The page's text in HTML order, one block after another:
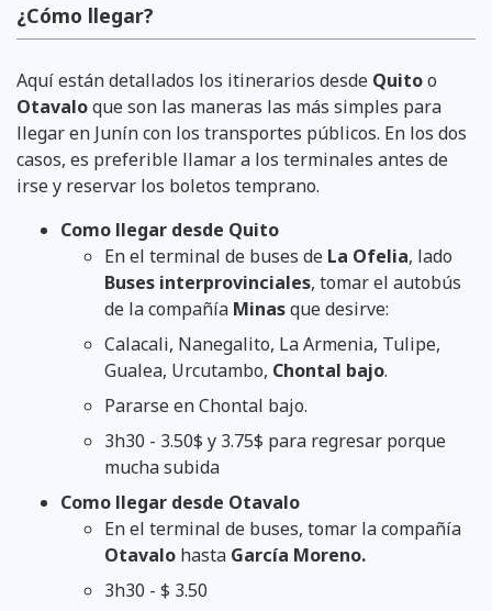
¿Cómo llegar?
Aquí están detallados los itinerarios desde Quitoo
Otavaloque son las maneras las más simples para
llegar en Junín con los transportes públicos. En los dos
casos, es preferible llamar a los terminales antes de
irse y reservar los boletos temprano.
Como llegar desde Quito
En el terminal de buses de La Ofelia, lado
Buses interprovinciales, tomar el autobús
de la compañía Minasque desirve:
Calacali, Nanegalito, La Armenia, Tulipe,
Gualea, Urcutambo, Chontal bajo.
Pararse en Chontal bajo.
3h30 - 3.50$ y 3.75$ para regresar porque
mucha subida
Como llegar desde Otavalo
En el terminal de buses, tomar la compañía
Otavalo hasta García Moreno.
3h30 - $ 3.50